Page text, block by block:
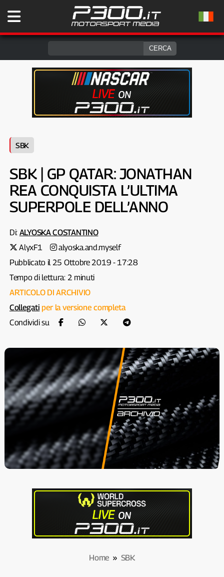
SBK
SBK | GP QATAR: JONATHAN
REA CONQUISTA L’ULTIMA
SUPERPOLE DELL’ANNO
Di: ALYOSKA COSTANTINO
AlyxF1
alyoska.and.myself
Pubblicato il 25 Ottobre 2019 - 17:28
Tempo di lettura: 2 minuti
ARTICOLO DI ARCHIVIO
Collegati per la versione completa
Condividi su
Home » SBK